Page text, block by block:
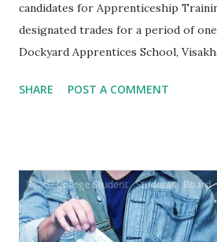
candidates for Apprenticeship
designated trades for a period of
Dockyard Apprentices School,
accordance with Apprentices Act
restriction for apprenticeship
Skill Development and
memorandum No. F.No. MSDE-
SHARE POST A COMMENT